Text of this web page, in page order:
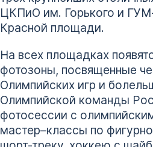
ЦКПиО им. Горького и
Красной площади.
На всех площадках
фотозоны, посвященные
Олимпийских игр и
Олимпийской команды
фотосессии с
мастер–классы по